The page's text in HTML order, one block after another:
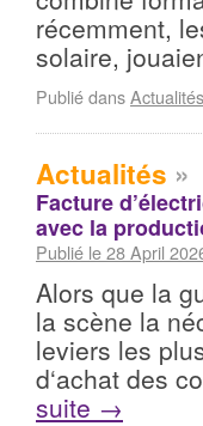
récemment,
solaire,
Publié dansActualités
Actualités »
Facture
avec la
Publié le 28 April
Alors que la
la scène la
leviers les
d‘achat des
suite →